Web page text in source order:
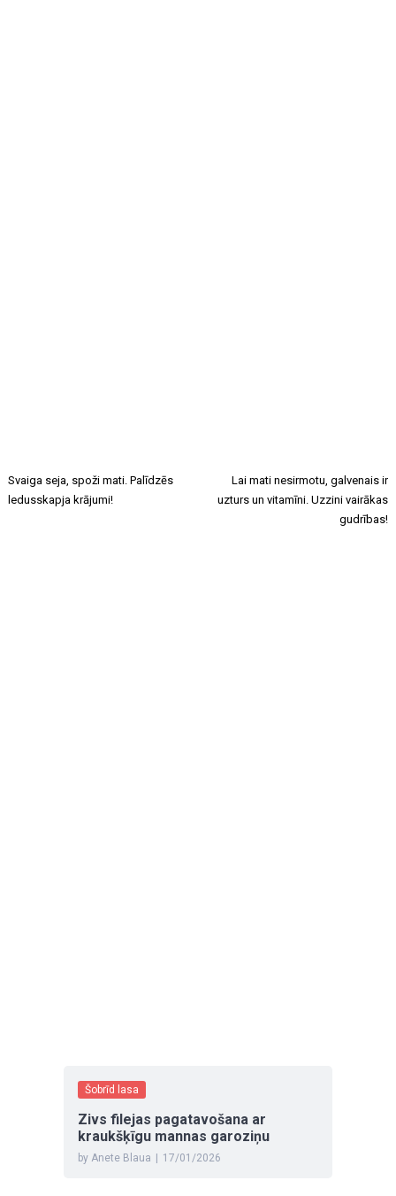
Svaiga seja, spoži mati. Palīdzēs
ledusskapja krājumi!
Lai mati nesirmotu, galvenais ir
uzturs un vitamīni. Uzzini vairākas
gudrības!
Šobrīd lasa
Zivs filejas pagatavošana ar
kraukšķīgu mannas garoziņu
by Anete Blaua | 17/01/2026